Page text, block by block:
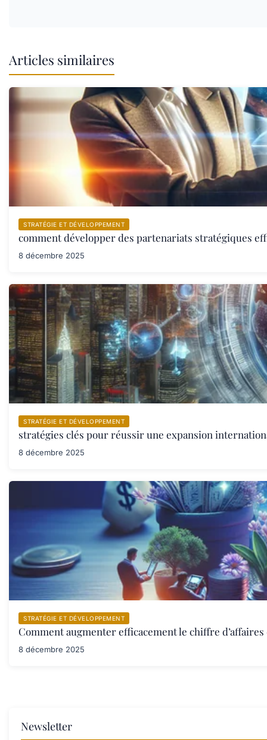
Articles similaires
STRATÉGIE ET DÉVELOPPEMENT
comment développer des partenariats stratégiques
8 décembre 2025
STRATÉGIE ET DÉVELOPPEMENT
stratégies clés pour réussir une expansion
8 décembre 2025
STRATÉGIE ET DÉVELOPPEMENT
Comment augmenter efficacement le chiffre
8 décembre 2025
Newsletter